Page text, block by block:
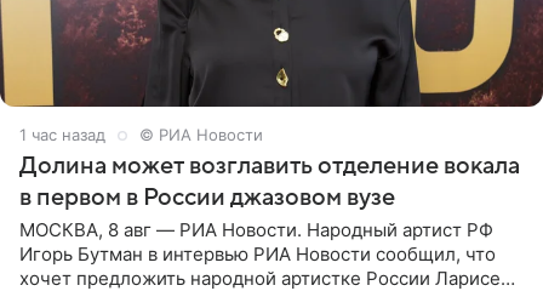
1 час назад © РИА Новости
Долина может возглавить отделение вокала
в первом в России джазовом вузе
МОСКВА, 8 авг — РИА Новости. Народный артист РФ
Игорь Бутман в интервью РИА Новости сообщил, что
хочет предложить народной артистке России Ларисе